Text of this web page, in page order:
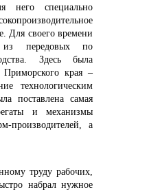
него специально
Для своего времени
передовых по
Здесь была
края –
технологическим
поставлена самая
и механизмы
производителей, а
труду рабочих,
набрал нужное